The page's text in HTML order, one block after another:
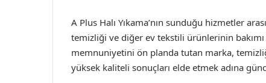
A Plus Halı Yıkama’nın sunduğu hizmetler
temizliği ve diğer ev tekstili ürünlerinin
memnuniyetini ön planda tutan marka,
yüksek kaliteli sonuçları elde etmek adına